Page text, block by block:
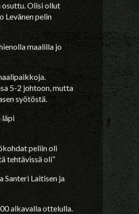
osuttu. Olisi ollut
Levänen pelin
maalilla jo
5-2 johtoon, mutta
syötöstä.
läpi
peliin oli
tehtävissä oli”
Santeri Laitisen ja
alkavalla ottelulla.